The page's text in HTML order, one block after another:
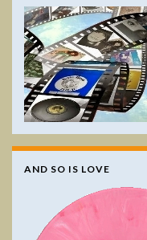
AND SO IS LOVE